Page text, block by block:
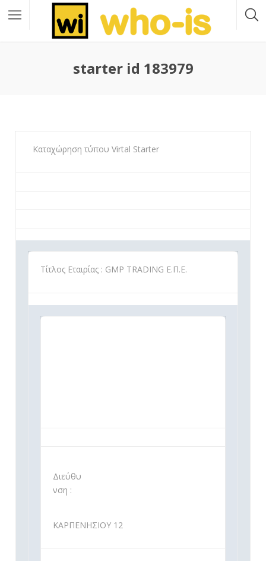
starter id 183979
Καταχώρηση τύπου Virtal Starter
Τίτλος Εταιρίας : GMP TRADING Ε.Π.Ε.
Διεύθυ
νση :
ΚΑΡΠΕΝΗΣΙΟΥ 12